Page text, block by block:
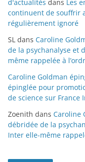
d'actualités dans Les
continuent de souffrir
régulièrement ignoré
SL dans Caroline
de la psychanalyse et
même rappelée à
Caroline Goldman
épinglée pour
de science sur France
Zoenith dans Caroline
débridée de la
Inter elle-même